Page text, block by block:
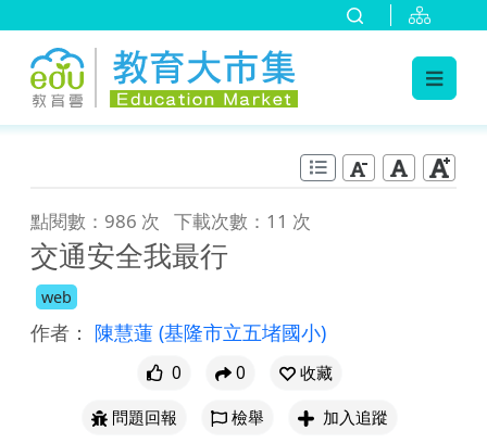
點閱數：986 次 下載次數：11 次
交通安全我最行
web
作者： 陳慧蓮 (基隆市立五堵國小)
0 0
收藏
問題回報
檢舉 加入追蹤